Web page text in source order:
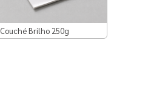
Couché Brilho 250g